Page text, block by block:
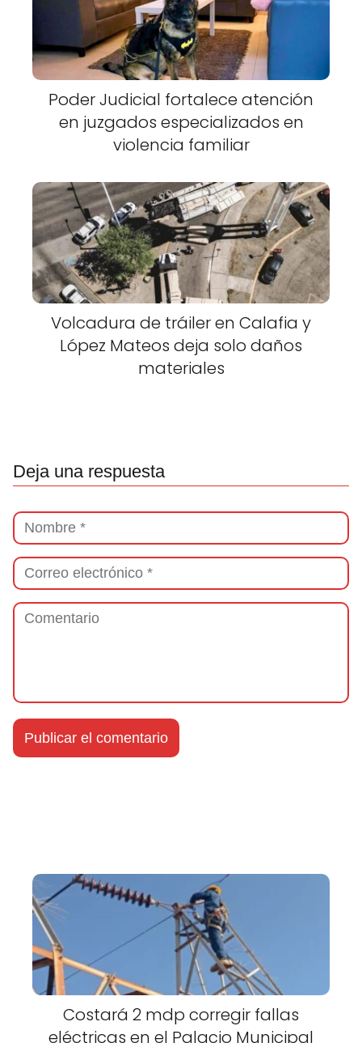
Poder Judicial fortalece atención
en juzgados especializados en
violencia familiar
Volcadura de tráiler en Calafia y
López Mateos deja solo daños
materiales
Deja una respuesta
Costará 2 mdp corregir fallas
eléctricas en el Palacio Municipal